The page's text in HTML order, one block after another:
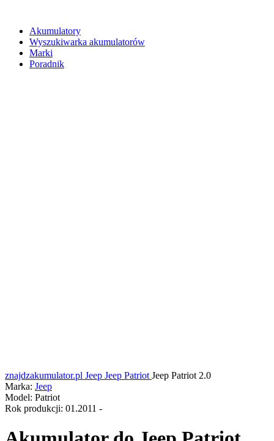
Akumulatory
Wyszukiwarka akumulatorów
Marki
Poradnik
znajdzakumulator.pl Jeep Jeep Patriot Jeep Patriot 2.0
Marka: Jeep
Model: Patriot
Rok produkcji: 01.2011 -